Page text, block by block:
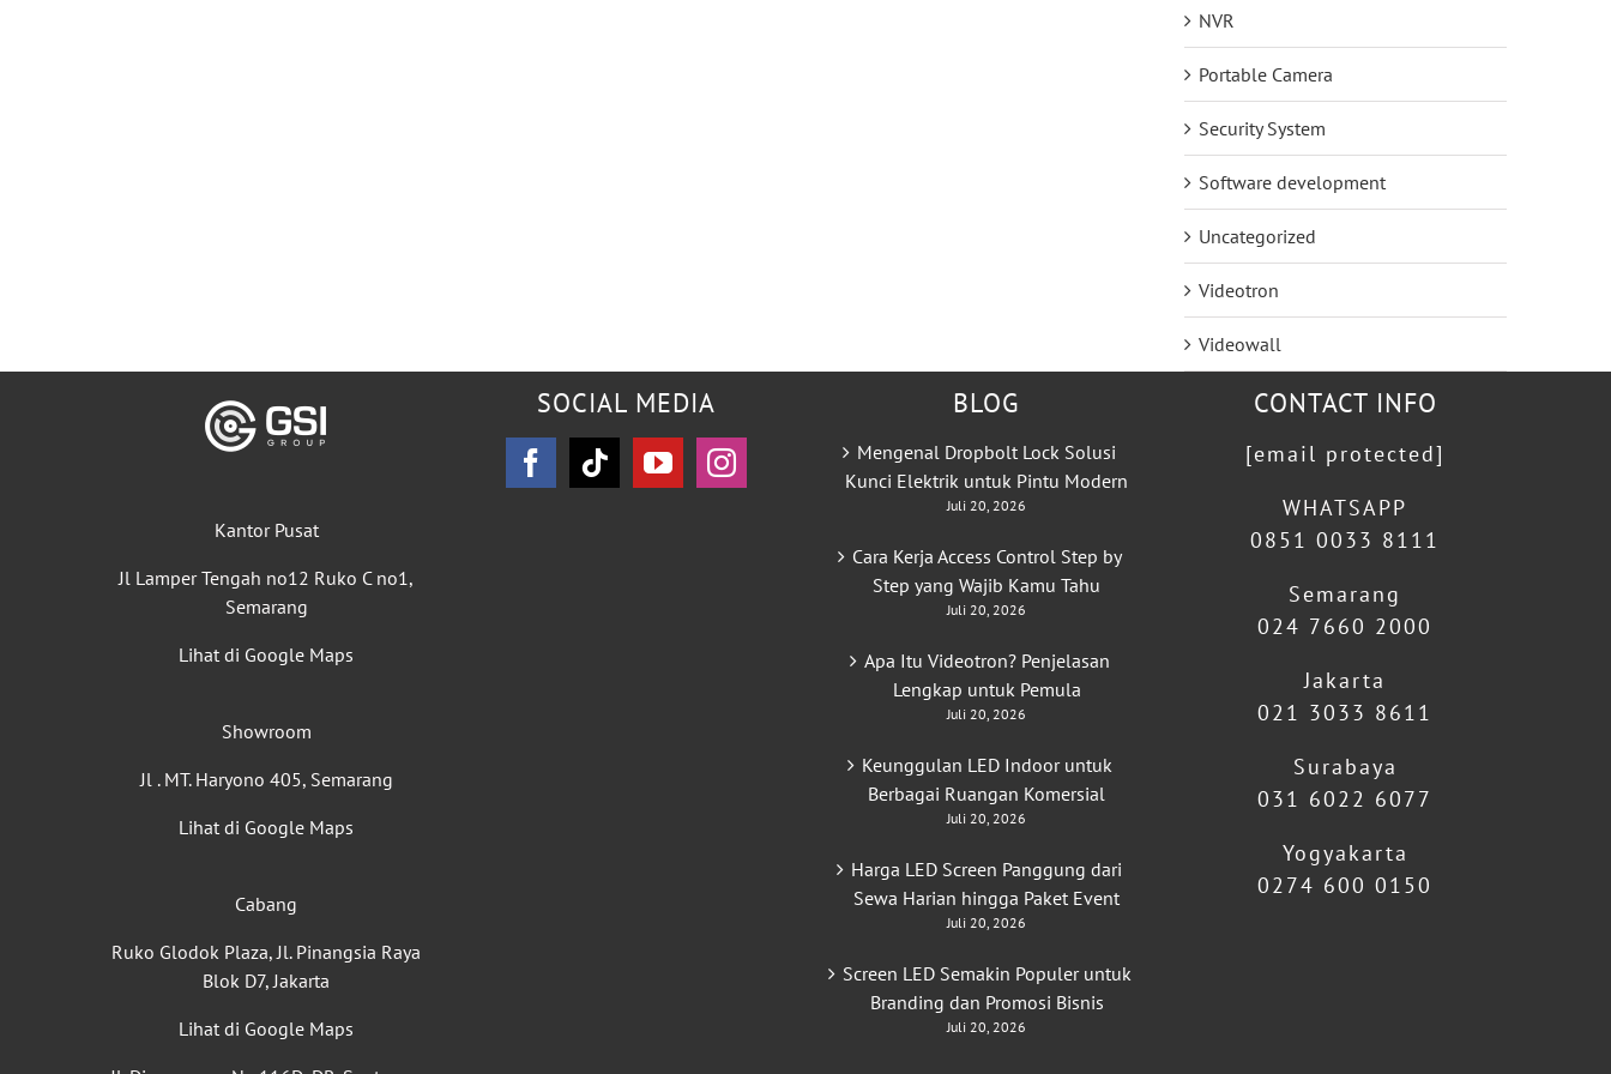
NVR
Portable Camera
Security System
Software development
Uncategorized
Videotron
Videowall
Kantor Pusat
Jl Lamper Tengah no12 Ruko C no1,
Semarang
Lihat di Google Maps
Showroom
Jl . MT. Haryono 405, Semarang
Lihat di Google Maps
Cabang
Ruko Glodok Plaza, Jl. Pinangsia Raya
Blok D7, Jakarta
Lihat di Google Maps
SOCIAL MEDIA BLOG
Mengenal Dropbolt Lock Solusi
Kunci Elektrik untuk Pintu Modern
Juli 20, 2026
Cara Kerja Access Control Step by
Step yang Wajib Kamu Tahu
Juli 20, 2026
Apa Itu Videotron? Penjelasan
Lengkap untuk Pemula
Juli 20, 2026
Keunggulan LED Indoor untuk
Berbagai Ruangan Komersial
Juli 20, 2026
Harga LED Screen Panggung dari
Sewa Harian hingga Paket Event
Juli 20, 2026
Screen LED Semakin Populer untuk
Branding dan Promosi Bisnis
Juli 20, 2026
CONTACT INFO
[email protected]
WHATSAPP
0851 0033 8111
Semarang
024 7660 2000
Jakarta
021 3033 8611
Surabaya
031 6022 6077
Yogyakarta
0274 600 0150